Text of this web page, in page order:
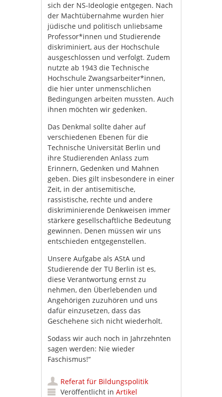
sich der NS-Ideologie entgegen. Nach
der Machtübernahme wurden hier
jüdische und politisch unliebsame
Professor*innen und Studierende
diskriminiert, aus der Hochschule
ausgeschlossen und verfolgt. Zudem
nutzte ab 1943 die Technische
Hochschule Zwangsarbeiter*innen,
die hier unter unmenschlichen
Bedingungen arbeiten mussten. Auch
ihnen möchten wir gedenken.
Das Denkmal sollte daher auf
verschiedenen Ebenen für die
Technische Universität Berlin und
ihre Studierenden Anlass zum
Erinnern, Gedenken und Mahnen
geben. Dies gilt insbesondere in einer
Zeit, in der antisemitische,
rassistische, rechte und andere
diskriminierende Denkweisen immer
stärkere gesellschaftliche Bedeutung
gewinnen. Denen müssen wir uns
entschieden entgegenstellen.
Unsere Aufgabe als AStA und
Studierende der TU Berlin ist es,
diese Verantwortung ernst zu
nehmen, den Überlebenden und
Angehörigen zuzuhören und uns
dafür einzusetzen, dass das
Geschehene sich nicht wiederholt.
Sodass wir auch noch in Jahrzehnten
sagen werden: Nie wieder
Faschismus!“
Referat für Bildungspolitik
Veröffentlicht inArtikel